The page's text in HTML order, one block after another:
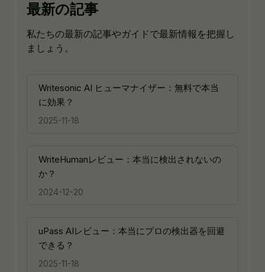
最新の記事
私たちの最新の記事やガイドで最新情報を把握し
ましょう。
Writesonic AI ヒューマナイザー：無料で本当
に効果？
2025-11-18
WriteHumanレビュー：本当に検出されないの
か？
2024-12-20
uPass AIレビュー：本当にプロの検出器を回避
できる？
2025-11-18